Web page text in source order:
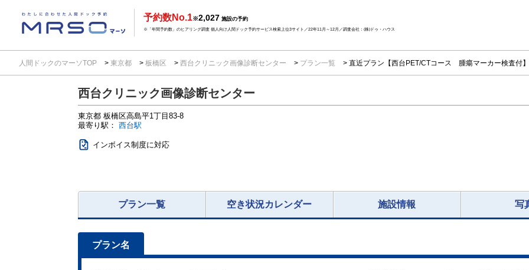
予約数No.1※2,027 施設の予約
※「年間予約数」のヒアリング調査 個人向け人間ドック予約サービス検索上位3サイト／22年11月～12月／調査会社：(株)ドゥ・ハウス
人間ドックのマーソTOP 東京都 板橋区 西台クリニック画像診断センター プラン一覧 直近プラン【西台PET/CTコース 腫瘍マーカー検査付】
西台クリニック画像診断センター
東京都 板橋区高島平1丁目83-8
最寄り駅： 西台駅
インボイス制度に対応
プラン一覧 空き状況カレンダー 施設情報 写